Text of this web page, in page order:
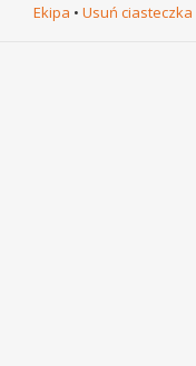
Ekipa • Usuń ciasteczka